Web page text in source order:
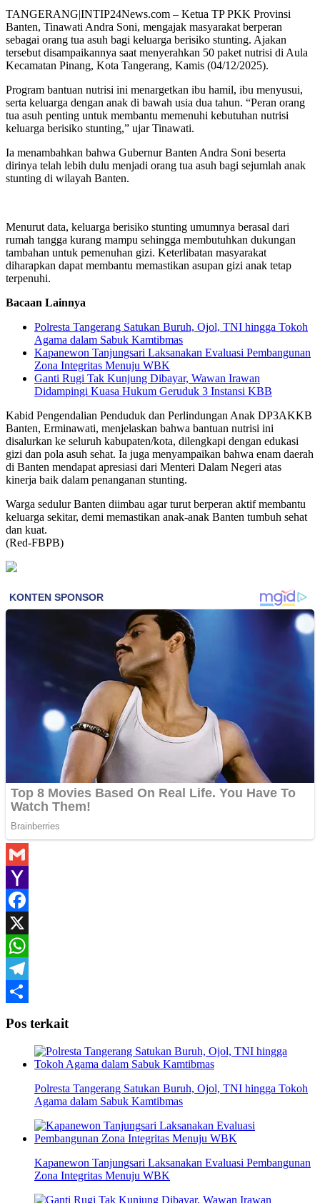
Share
TANGERANG|INTIP24News.com – Ketua TP PKK Provinsi
Banten, Tinawati Andra Soni, mengajak masyarakat berperan
sebagai orang tua asuh bagi keluarga berisiko stunting. Ajakan
tersebut disampaikannya saat menyerahkan 50 paket nutrisi di Aula
Kecamatan Pinang, Kota Tangerang, Kamis (04/12/2025).
Program bantuan nutrisi ini menargetkan ibu hamil, ibu menyusui,
serta keluarga dengan anak di bawah usia dua tahun. “Peran orang
tua asuh penting untuk membantu memenuhi kebutuhan nutrisi
keluarga berisiko stunting,” ujar Tinawati.
Ia menambahkan bahwa Gubernur Banten Andra Soni beserta
dirinya telah lebih dulu menjadi orang tua asuh bagi sejumlah anak
stunting di wilayah Banten.
Menurut data, keluarga berisiko stunting umumnya berasal dari
rumah tangga kurang mampu sehingga membutuhkan dukungan
tambahan untuk pemenuhan gizi. Keterlibatan masyarakat
diharapkan dapat membantu memastikan asupan gizi anak tetap
terpenuhi.
Bacaan Lainnya
Polresta Tangerang Satukan Buruh, Ojol, TNI hingga Tokoh
Agama dalam Sabuk Kamtibmas
Kapanewon Tanjungsari Laksanakan Evaluasi Pembangunan
Zona Integritas Menuju WBK
Ganti Rugi Tak Kunjung Dibayar, Wawan Irawan
Didampingi Kuasa Hukum Geruduk 3 Instansi KBB
Kabid Pengendalian Penduduk dan Perlindungan Anak DP3AKKB
Banten, Erminawati, menjelaskan bahwa bantuan nutrisi ini
disalurkan ke seluruh kabupaten/kota, dilengkapi dengan edukasi
gizi dan pola asuh sehat. Ia juga menyampaikan bahwa enam daerah
di Banten mendapat apresiasi dari Menteri Dalam Negeri atas
kinerja baik dalam penanganan stunting.
Warga sedulur Banten diimbau agar turut berperan aktif membantu
keluarga sekitar, demi memastikan anak-anak Banten tumbuh sehat
dan kuat.
(Red-FBPB)
Gmail
Yahoo
Mail
Facebook
X
WhatsApp
Telegram
Pos terkait
Polresta Tangerang Satukan Buruh, Ojol, TNI hingga Tokoh
Agama dalam Sabuk Kamtibmas
Kapanewon Tanjungsari Laksanakan Evaluasi Pembangunan
Zona Integritas Menuju WBK